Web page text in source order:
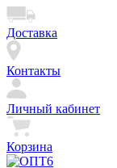
Доставка
Контакты
Личный кабинет
Корзина